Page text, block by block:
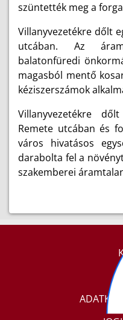
szüntették meg a
Villanyvezetékre dőlt
utcában. Az
balatonfüredi
magasból mentő
kéziszerszámok
Villanyvezetékre
Remete utcában és
város hivatásos
darabolta fel a
szakemberei